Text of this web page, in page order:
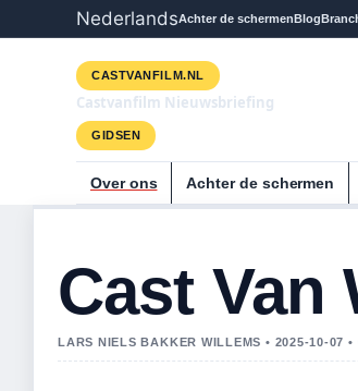
NederlandsAchter de schermenBlog
CASTVANFILM.NL
Castvanfilm Nieuwsbriefing
GIDSEN
Over ons Achter de schermen
Cast Van
LARS NIELS BAKKER WILLEMS • 2025-10-07